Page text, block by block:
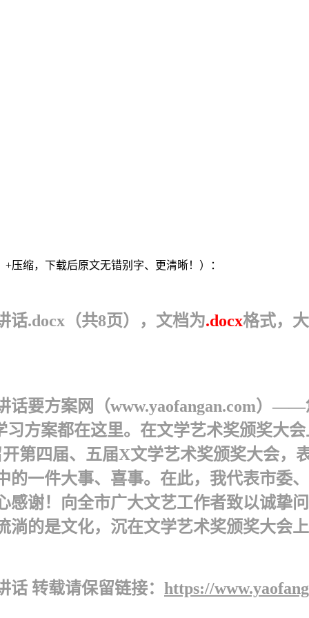
压缩，下载后原文无错别字、更清晰！）：
话.docx（共8页），文档为.docx格式，
话 要方案网（www.yaofangan.com）
方案都在这里。在文学艺术奖颁奖大
第四届、五届X文学艺术奖颁奖大会，
的一件大事、喜事。在此，我代表市委
感谢！向全市广大文艺工作者致以诚挚
淌的是文化，沉在文学艺术奖颁奖大会
话 转载请保留链接： https://